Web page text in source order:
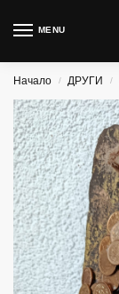
MENU
Начало / ДРУГИ /